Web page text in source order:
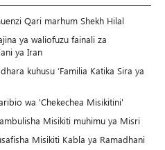
Qari marhum Shekh Hilal
ya waliofuzu fainali za
ya Iran
kuhusu ‘Familia Katika Sira ya
wa 'Chekechea Misikitini'
Misikiti muhimu ya Misri
Misikiti Kabla ya Ramadhani